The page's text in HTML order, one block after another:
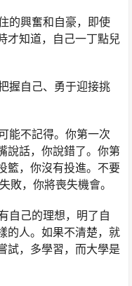
興奮和自豪，即使
才知道，自己一丁點兒
自己、勇于迎接挑
不記得。你第一次
說話，你說錯了。你第
籃，你沒有投進。不要
敗，你將喪失機會。
己的理想，明了自
的人。如果不清楚，就
試，多學習，而大學是